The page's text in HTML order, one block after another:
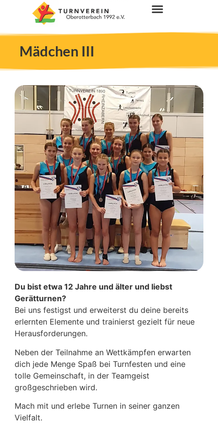
Mädchen III
Du bist etwa 12 Jahre und älter und liebst
Gerätturnen?
Bei uns festigst und erweiterst du deine bereits
erlernten Elemente und trainierst gezielt für neue
Herausforderungen.
Neben der Teilnahme an Wettkämpfen erwarten
dich jede Menge Spaß bei Turnfesten und eine
tolle Gemeinschaft, in der Teamgeist
großgeschrieben wird.
Mach mit und erlebe Turnen in seiner ganzen
Vielfalt.